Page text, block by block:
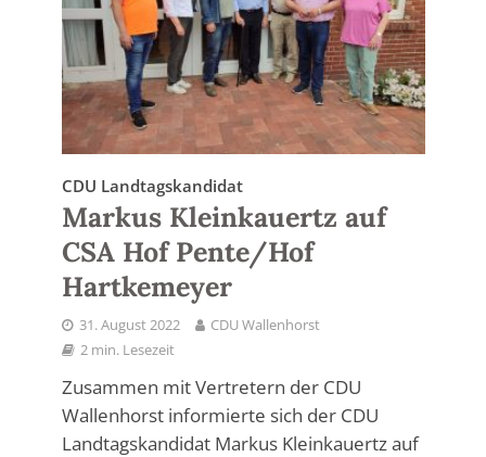
CDU Landtagskandidat
Markus Kleinkauertz auf
CSA Hof Pente/Hof
Hartkemeyer
31. August 2022
CDU Wallenhorst
2 min. Lesezeit
Zusammen mit Vertretern der CDU
Wallenhorst informierte sich der CDU
Landtagskandidat Markus Kleinkauertz auf